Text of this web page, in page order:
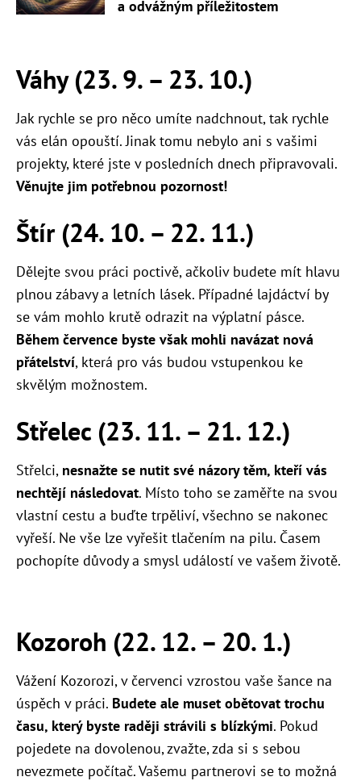
a odvážným příležitostem
Váhy (23. 9. – 23. 10.)
Jak rychle se pro něco umíte nadchnout, tak rychle
vás elán opouští. Jinak tomu nebylo ani s vašimi
projekty, které jste v posledních dnech připravovali.
Věnujte jim potřebnou pozornost!
Štír (24. 10. – 22. 11.)
Dělejte svou práci poctivě, ačkoliv budete mít hlavu
plnou zábavy a letních lásek. Případné lajdáctví by
se vám mohlo krutě odrazit na výplatní pásce.
Během července byste však mohli navázat nová
přátelství, která pro vás budou vstupenkou ke
skvělým možnostem.
Střelec (23. 11. – 21. 12.)
Střelci, nesnažte se nutit své názory těm, kteří vás
nechtějí následovat. Místo toho se zaměřte na svou
vlastní cestu a buďte trpěliví, všechno se nakonec
vyřeší. Ne vše lze vyřešit tlačením na pilu. Časem
pochopíte důvody a smysl událostí ve vašem životě.
Kozoroh (22. 12. – 20. 1.)
Vážení Kozorozi, v červenci vzrostou vaše šance na
úspěch v práci. Budete ale muset obětovat trochu
času, který byste raději strávili s blízkými. Pokud
pojedete na dovolenou, zvažte, zda si s sebou
nevezmete počítač. Vašemu partnerovi se to možná